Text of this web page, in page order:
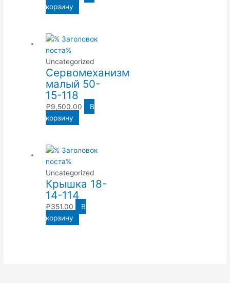
корзину
Uncategorized
Сервомеханизм
малый 50-
15-118
₽9,500.00
В
корзину
Uncategorized
Крышка 18-
14-114
₽351.00
В
корзину